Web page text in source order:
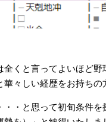
くと言ってよいほど
々しい経歴をお持ちの
・と思って初旬条件